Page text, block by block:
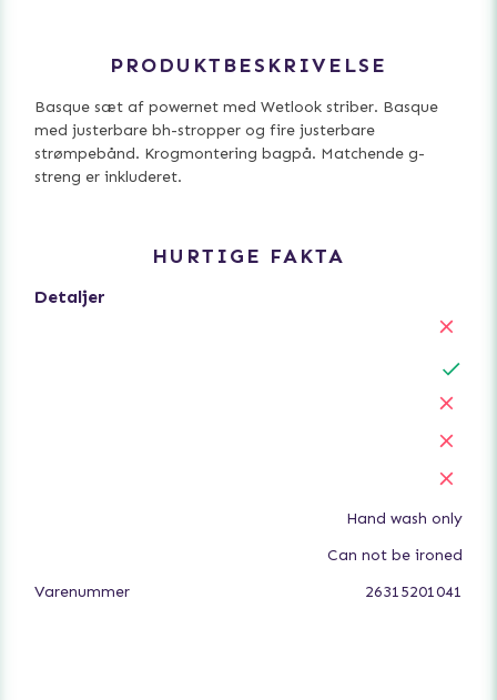
PRODUKTBESKRIVELSE
Basque sæt af powernet med Wetlook striber. Basque
med justerbare bh-stropper og fire justerbare
strømpebånd. Krogmontering bagpå. Matchende g-
streng er inkluderet.
HURTIGE FAKTA
Detaljer
Hand wash only
Can not be ironed
Varenummer
26315201041